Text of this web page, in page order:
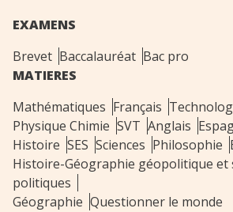
EXAMENS
Brevet Baccalauréat Bac pro
MATIERES
Mathématiques Français
Physique Chimie SVT Anglais
Histoire SES Sciences Philosophie
Histoire-Géographie géopolitique et
politiques
Géographie Questionner le monde